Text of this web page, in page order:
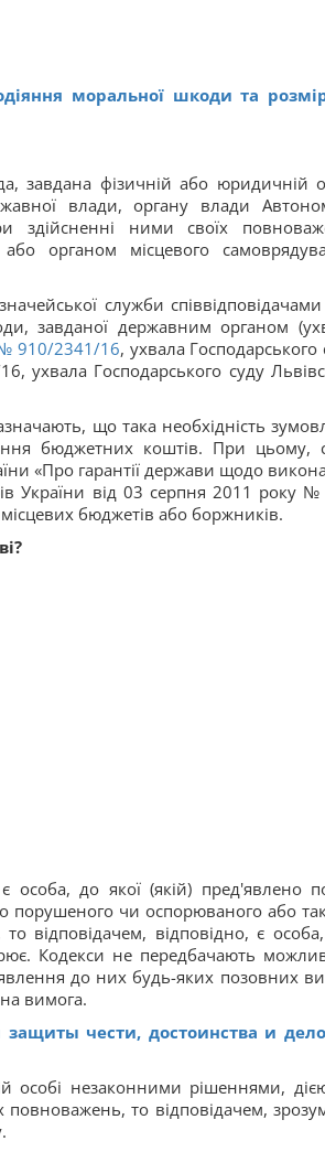
моральної шкоди та
завдана фізичній або юридичній
влади, органу влади
здійсненні ними своїх
органом місцевого
служби
завданої державним органом
910/2341/16, ухвала Господарського
ухвала Господарського суду
що така необхідність
бюджетних коштів. При цьому,
«Про гарантії держави щодо
України від 03 серпня 2011 року
бюджетів або боржників.
особа, до якої (якій) пред'явлено
порушеного чи оспорюваного або
відповідачем, відповідно, є
Кодекси не передбачають
до них будь-яких позовних
вимога.
чести, достоинства и
особі незаконними рішеннями,
то відповідачем,